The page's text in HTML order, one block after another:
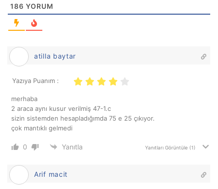
186 YORUM
atilla baytar
Yazıya Puanım :
merhaba
2 araca aynı kusur verilmiş 47-1.c
sizin sistemden hesapladığımda 75 e 25 çıkıyor.
çok mantıklı gelmedi
0 Yanıtla Yanıtları Görüntüle (1)
Arif macit